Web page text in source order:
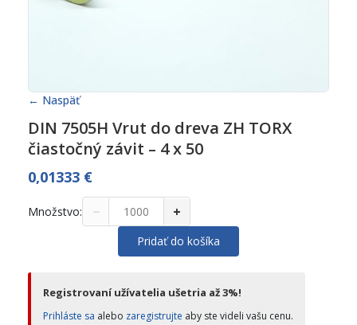
← Naspäť
DIN 7505H Vrut do dreva ZH TORX
čiastočný závit – 4 x 50
0,01333 €
Množstvo: − +
Pridať do košíka
Registrovaní užívatelia ušetria až 3%!
Prihláste sa alebo zaregistrujte aby ste videli vašu cenu.